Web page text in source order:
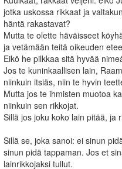
jotka uskossa rikkaat ja
häntä rakastavat?
Mutta te olette häväisseet
ja vetämään teitä oikeuden
Eikö he pilkkaa sitä hyvää
Jos te kuninkaallisen lain,
niinkuin itsiäs, niin te hyvin
Mutta jos te ihmisten muotoa
niinkuin sen rikkojat.
Sillä jos joku koko lain pitää, ja
Sillä se, joka sanoi: ei sinun
sinun pidä tappaman. Jos et
lainrikkojaksi tullut.